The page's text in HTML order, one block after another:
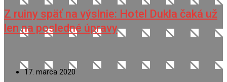
Z ruiny späť na výslnie: Hotel Dukla čaká už
len na posledné úpravy
17. marca 2020